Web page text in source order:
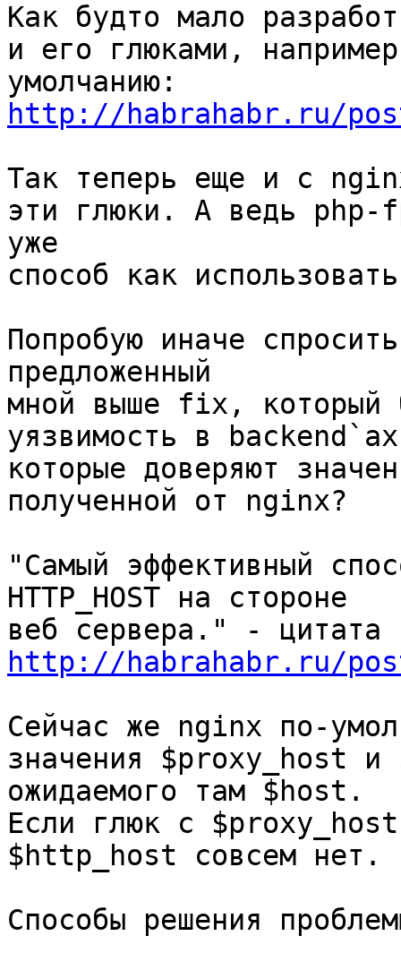
Как будто мало
и его глюками,
http://habrahabr.ru/post/
Так теперь еще и с
эти глюки. А ведь php-
уже
способ как
Попробую иначе
предложенный
мной выше fix, который
уязвимость в
которые доверяют
полученной от nginx?
"Самый эффективный
HTTP_HOST на стороне
http://habrahabr.ru/
Сейчас же nginx по-
значения $proxy_host
ожидаемого там $host.
Если глюк с
$http_host совсем нет.
Способы решения